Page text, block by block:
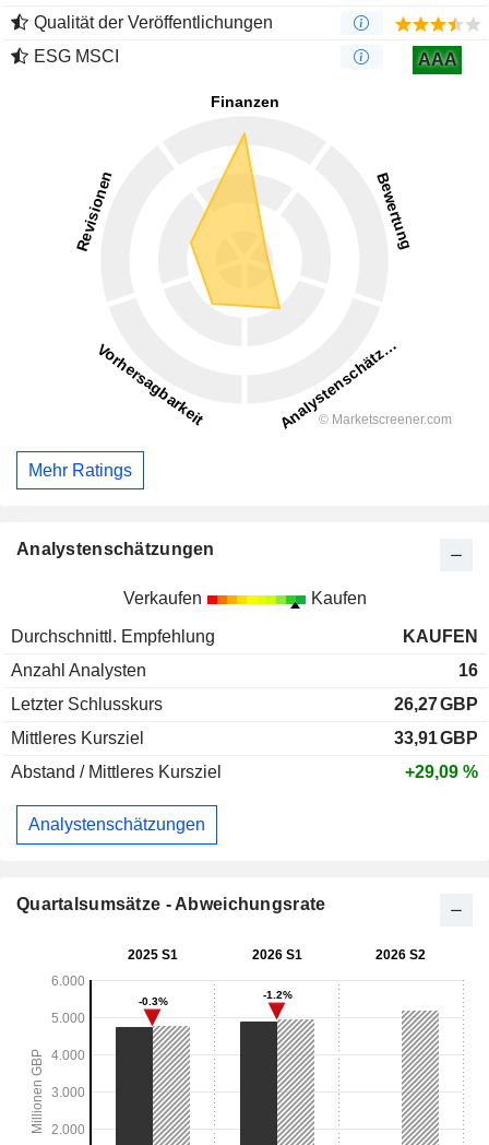
Qualität der Veröffentlichungen
ESG MSCI
AAA
Mehr Ratings
Analystenschätzungen
Verkaufen Kaufen
Durchschnittl. Empfehlung
KAUFEN
Anzahl Analysten
16
Letzter Schlusskurs
26,27GBP
Mittleres Kursziel
33,91GBP
Abstand / Mittleres Kursziel
+29,09 %
Analystenschätzungen
Quartalsumsätze - Abweichungsrate